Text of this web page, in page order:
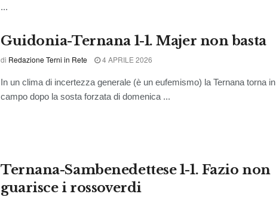
...
Guidonia-Ternana 1-1. Majer non basta
di Redazione Terni in Rete 4 APRILE 2026
In un clima di incertezza generale (è un eufemismo) la Ternana torna in
campo dopo la sosta forzata di domenica ...
Ternana-Sambenedettese 1-1. Fazio non
guarisce i rossoverdi